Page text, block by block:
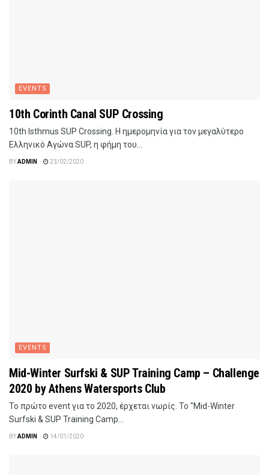
EVENTS
10th Corinth Canal SUP Crossing
10th Isthmus SUP Crossing. Η ημερομηνία για τον μεγαλύτερο
Ελληνικό Αγώνα SUP, η φήμη του...
BYADMIN 23/02/2020
EVENTS
Mid-Winter Surfski & SUP Training Camp – Challenge
2020 by Athens Watersports Club
Το πρώτο event για το 2020, έρχεται νωρίς. Το "Mid-Winter
Surfski & SUP Training Camp...
BYADMIN 14/01/2020